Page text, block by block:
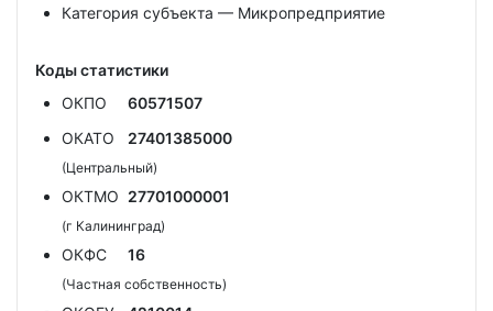
Категория субъекта — Микропредприятие
Коды статистики
ОКПО
60571507
ОКАТО
27401385000
(Центральный)
ОКТМО 27701000001
(г Калининград)
ОКФС 16
(Частная собственность)